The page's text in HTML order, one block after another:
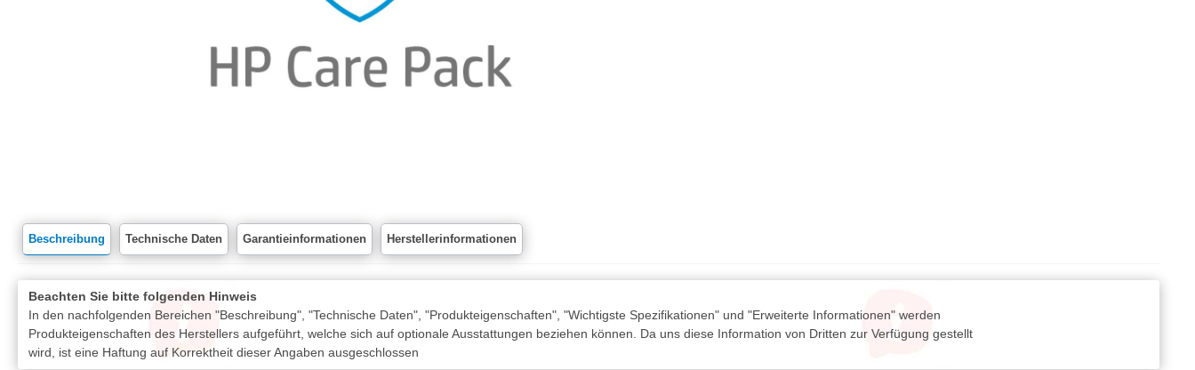
Beschreibung Technische Daten Garantieinformationen Herstellerinformationen
Beachten Sie bitte folgenden Hinweis
In den nachfolgenden Bereichen "Beschreibung", "Technische Daten", "Produkteigenschaften", "Wichtigste Spezifikationen" und "Erweiterte Informationen" werden
Produkteigenschaften des Herstellers aufgeführt, welche sich auf optionale Ausstattungen beziehen können. Da uns diese Information von Dritten zur Verfügung gestellt
wird, ist eine Haftung auf Korrektheit dieser Angaben ausgeschlossen